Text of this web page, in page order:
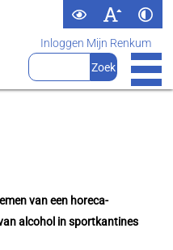
Inloggen Mijn Renkum
van een horeca-
alcohol in sportkantines